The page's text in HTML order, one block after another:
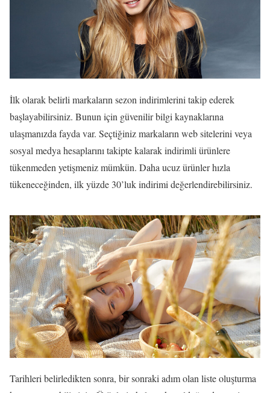
İlk olarak belirli markaların sezon indirimlerini takip ederek
başlayabilirsiniz. Bunun için güvenilir bilgi kaynaklarına
ulaşmanızda fayda var. Seçtiğiniz markaların web sitelerini veya
sosyal medya hesaplarını takipte kalarak indirimli ürünlere
tükenmeden yetişmeniz mümkün. Daha ucuz ürünler hızla
tükeneceğinden, ilk yüzde 30’luk indirimi değerlendirebilirsiniz.
Tarihleri belirledikten sonra, bir sonraki adım olan liste oluşturma